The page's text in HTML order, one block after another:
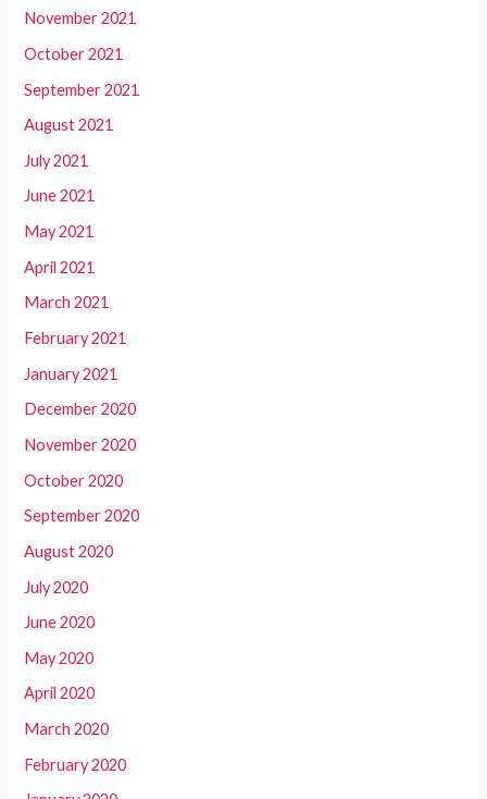
November 2021
October 2021
September 2021
August 2021
July 2021
June 2021
May 2021
April 2021
March 2021
February 2021
January 2021
December 2020
November 2020
October 2020
September 2020
August 2020
July 2020
June 2020
May 2020
April 2020
March 2020
February 2020